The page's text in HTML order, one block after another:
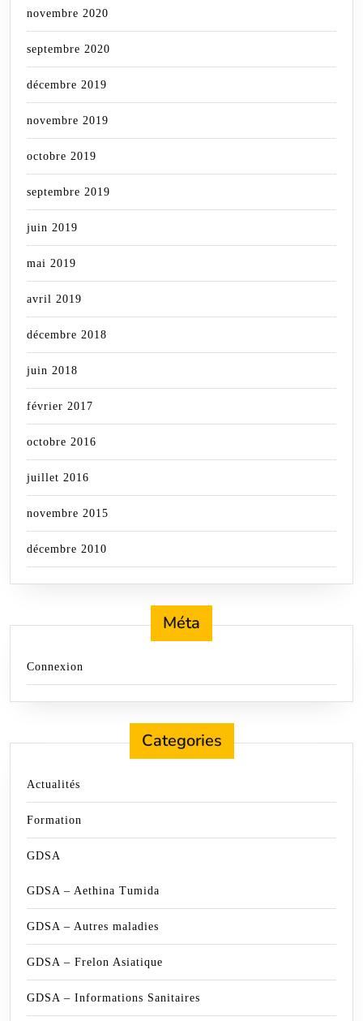
novembre 2020
septembre 2020
décembre 2019
novembre 2019
octobre 2019
septembre 2019
juin 2019
mai 2019
avril 2019
décembre 2018
juin 2018
février 2017
octobre 2016
juillet 2016
novembre 2015
décembre 2010
Méta
Connexion
Categories
Actualités
Formation
GDSA
GDSA – Aethina Tumida
GDSA – Autres maladies
GDSA – Frelon Asiatique
GDSA – Informations Sanitaires